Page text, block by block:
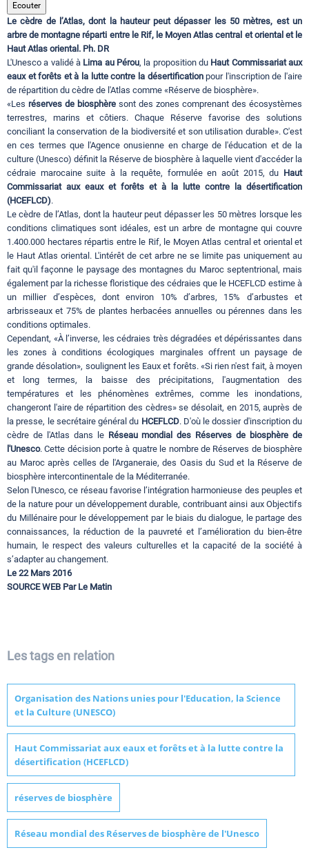
Contact
Ecouter
Le cèdre de l’Atlas, dont la hauteur peut dépasser les 50 mètres, est un
arbre de montagne réparti entre le Rif, le Moyen Atlas central et oriental et le
Haut Atlas oriental. Ph. DR
L'Unesco a validé à Lima au Pérou, la proposition du Haut Commissariat aux
eaux et forêts et à la lutte contre la désertificationpour l'inscription de l'aire
de répartition du cèdre de l'Atlas comme «Réserve de biosphère».
«Les réserves de biosphère sont des zones comprenant des écosystèmes
terrestres, marins et côtiers. Chaque Réserve favorise des solutions
conciliant la conservation de la biodiversité et son utilisation durable». C'est
en ces termes que l'Agence onusienne en charge de l'éducation et de la
culture (Unesco) définit la Réserve de biosphère à laquelle vient d'accéder la
cédraie marocaine suite à la requête, formulée en août 2015, du Haut
Commissariat aux eaux et forêts et à la lutte contre la désertification
(HCEFLCD).
Le cèdre de l’Atlas, dont la hauteur peut dépasser les 50 mètres lorsque les
conditions climatiques sont idéales, est un arbre de montagne qui couvre
1.400.000 hectares répartis entre le Rif, le Moyen Atlas central et oriental et
le Haut Atlas oriental. L'intérêt de cet arbre ne se limite pas uniquement au
fait qu'il façonne le paysage des montagnes du Maroc septentrional, mais
également par la richesse floristique des cédraies que le HCEFLCD estime à
un millier d’espèces, dont environ 10% d’arbres, 15% d’arbustes et
arbrisseaux et 75% de plantes herbacées annuelles ou pérennes dans les
conditions optimales.
Cependant, «À l’inverse, les cédraies très dégradées et dépérissantes dans
les zones à conditions écologiques marginales offrent un paysage de
grande désolation», soulignent les Eaux et forêts. «Si rien n'est fait, à moyen
et long termes, la baisse des précipitations, l'augmentation des
températures et les phénomènes extrêmes, comme les inondations,
changeront l'aire de répartition des cèdres» se désolait, en 2015, auprès de
la presse, le secrétaire général du HCEFLCD. D'où le dossier d'inscription du
cèdre de l'Atlas dans le Réseau mondial des Réserves de biosphère de
l'Unesco. Cette décision porte à quatre le nombre de Réserves de biosphère
au Maroc après celles de l'Arganeraie, des Oasis du Sud et la Réserve de
biosphère intercontinentale de la Méditerranée.
Selon l'Unesco, ce réseau favorise l’intégration harmonieuse des peuples et
de la nature pour un développement durable, contribuant ainsi aux Objectifs
du Millénaire pour le développement par le biais du dialogue, le partage des
connaissances, la réduction de la pauvreté et l’amélioration du bien-être
humain, le respect des valeurs culturelles et la capacité de la société à
s’adapter au changement.
Le 22 Mars 2016
SOURCE WEB Par Le Matin
Les tags en relation
Organisation des Nations unies pour l'Education, la Science
et la Culture (UNESCO)
Haut Commissariat aux eaux et forêts et à la lutte contre la
désertification (HCEFLCD)
réserves de biosphère
Réseau mondial des Réserves de biosphère de l'Unesco